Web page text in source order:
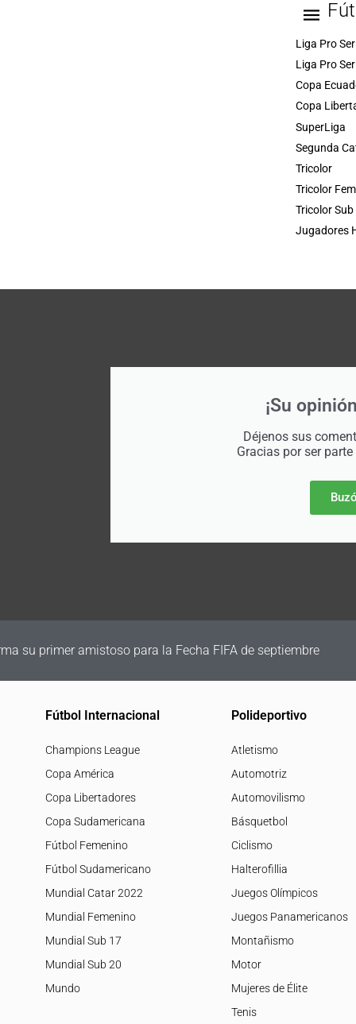
Liga Pro
Liga Pro
Copa
Copa
SuperLiga
Segunda
Tricolor
Tricolor
Tricolor Sub
Jugadores
¡Su
Déjenos sus
Gracias por ser
su primer amistoso para la Fecha FIFA de septiembre
Fútbol Internacional
Champions League
Copa América
Copa Libertadores
Copa Sudamericana
Fútbol Femenino
Fútbol Sudamericano
Mundial Catar 2022
Mundial Femenino
Mundial Sub 17
Mundial Sub 20
Mundo
Polideportivo
Atletismo
Automotriz
Automovilismo
Básquetbol
Ciclismo
Halterofillia
Juegos Olímpicos
Juegos Panamericanos
Montañismo
Motor
Mujeres de Élite
Tenis